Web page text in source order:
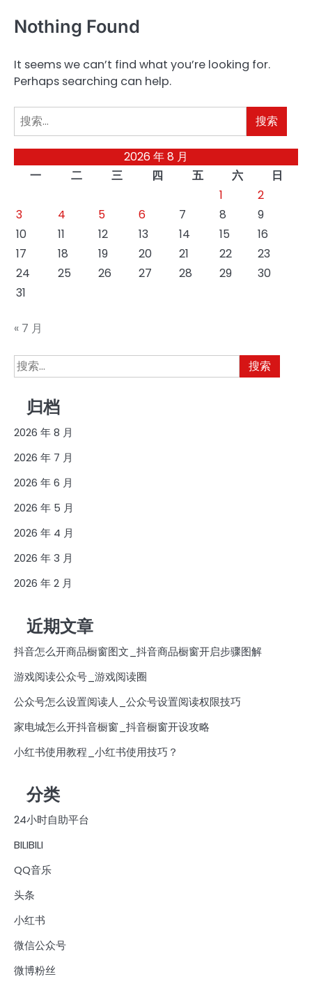
Nothing Found
It seems we can’t find what you’re looking for.
Perhaps searching can help.
搜
索：
2026 年 8 月
一
二 三 四 五 六
日
1
2
3
4 5 6 7 8
9
10
11 12 13 14 15
16
17
18 19 20 21 22
23
24
25 26 27 28 29
30
31
« 7 月
搜
索：
归档
2026 年 8 月
2026 年 7 月
2026 年 6 月
2026 年 5 月
2026 年 4 月
2026 年 3 月
2026 年 2 月
近期文章
抖音怎么开商品橱窗图文_抖音商品橱窗开启步骤图解
游戏阅读公众号_游戏阅读圈
公众号怎么设置阅读人_公众号设置阅读权限技巧
家电城怎么开抖音橱窗_抖音橱窗开设攻略
小红书使用教程_小红书使用技巧？
分类
24小时自助平台
BILIBILI
QQ音乐
头条
小红书
微信公众号
微博粉丝